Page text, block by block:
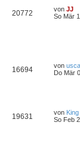
20772 von JJ
So Mär
16694 von
Do Mär
19631 von
So Feb